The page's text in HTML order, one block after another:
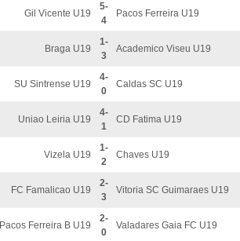
Gil Vicente U19
5-
4
Pacos Ferreira U19
Braga U19
1-
3
Academico Viseu U19
SU Sintrense U19
4-
0
Caldas SC U19
Uniao Leiria U19
4-
1
CD Fatima U19
Vizela U19
1-
2
Chaves U19
FC Famalicao U19
2-
3
Vitoria SC Guimaraes U19
Pacos Ferreira B U19
2-
0
Valadares Gaia FC U19